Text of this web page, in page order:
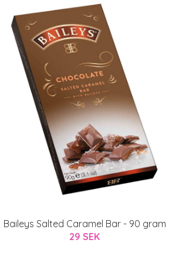
Baileys Salted Caramel Bar - 90 gram
29 SEK